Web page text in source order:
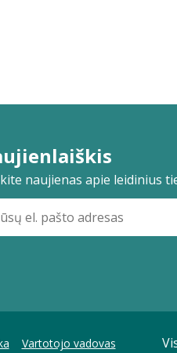
naujienas apie leidinius
Vartotojo vadovas